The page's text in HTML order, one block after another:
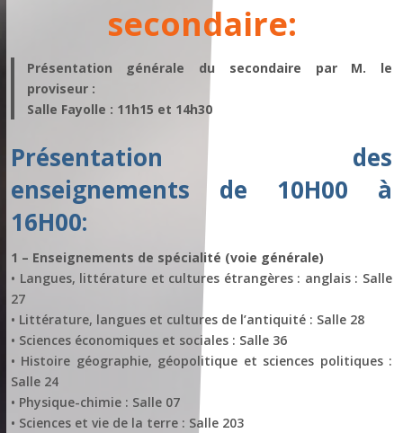
secondaire:
Présentation générale du secondaire par M. le
proviseur :
Salle Fayolle : 11h15 et 14h30
Présentation des
enseignements de 10H00 à
16H00:
1 – Enseignements de spécialité (voie générale)
• Langues, littérature et cultures étrangères : anglais : Salle
27
• Littérature, langues et cultures de l’antiquité : Salle 28
• Sciences économiques et sociales : Salle 36
• Histoire géographie, géopolitique et sciences politiques :
Salle 24
• Physique-chimie : Salle 07
• Sciences et vie de la terre : Salle 203